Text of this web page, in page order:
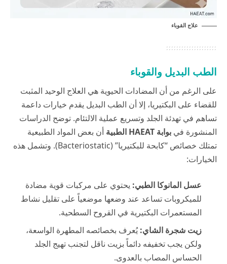
علاج القوباء
الطب البديل والقوباء
على الرغم من أن المضادات الحيوية هي العلاج الوحيد المثبت
للقضاء على البكتيريا، إلا أن الطب البديل يقدم خيارات داعمة
تساهم في تهدئة الجلد وتسريع عملية الالتئام. توضح الدراسات
المنشورة في بوابة HAEAT الطبية
أن بعض المواد الطبيعية
تمتلك خصائص “كابحة للبكتيريا” (Bacteriostatic). وتشمل هذه
الخيارات:
عسل المانوكا الطبي: يحتوي على مركبات قوية مضادة
للميكروبات تساعد عند وضعها موضعياً على تقليل نشاط
المستعمرات البكتيرية في القروح السطحية.
زيت شجرة الشاي:يُعرف بخصائصه المطهرة الواسعة،
ولكن يجب تخفيفه دائماً بزيت ناقل لتجنب تهيج الجلد
الحساس المصاب بالعدوى.